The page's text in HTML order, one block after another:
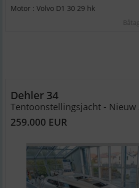
Motor : Volvo D1 30 29 hk
Dehler 34
Tentoonstellingsjacht - Nieuw
259.000 EUR